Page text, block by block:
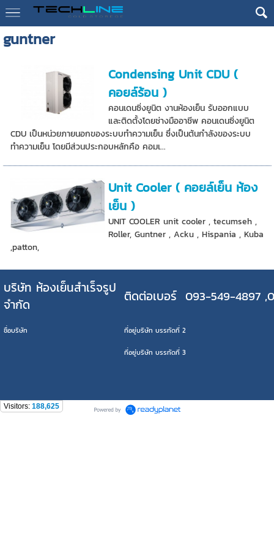
guntner
Condensing Unit CDU (
คอยล์ร้อน )
คอนเดนซิ่งยูนิต งานห้องเย็น รับออกแบบ
และติดตั้งโดยช่างมืออาชีพ คอนเดนซิ่งยูนิต
CDU เป็นหน่วยภายนอกของระบบทำความเย็น ซึ่งเป็นต้นกำลังของระบบ
ทำความเย็น โดยมีส่วนประกอบหลักคือ คอมเ...
Unit Cooler ( คอยล์เย็น ห้อง
เย็น )
UNIT COOLER unit cooler , tecumseh ,
Roller, Guntner , Acku , Hispania , Kuba
,patton,
บริษัท ห้องเย็นสำเร็จรูป
จำกัด
ติดต่อเบอร์ 093-549-4897
ชื่อบริษัท ที่อยู่บริษัท บรรทัดที่ 2
ที่อยู่บริษัท บรรทัดที่ 3
Visitors: 188,625